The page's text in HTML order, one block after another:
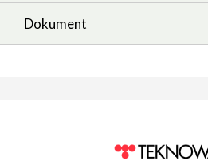
Dokument